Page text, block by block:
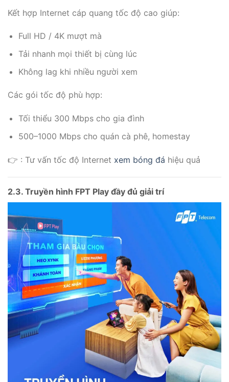
Kết hợp Internet cáp quang tốc độ cao giúp:
Full HD / 4K mượt mà
Tải nhanh mọi thiết bị cùng lúc
Không lag khi nhiều người xem
Các gói tốc độ phù hợp:
Tối thiểu 300 Mbps cho gia đình
500–1000 Mbps cho quán cà phê, homestay
👉 : Tư vấn tốc độ Internet xem bóng đá hiệu quả
2.3. Truyền hình FPT Play đầy đủ giải trí